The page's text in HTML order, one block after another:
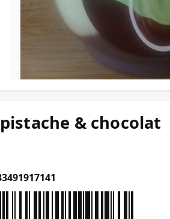
& chocolat